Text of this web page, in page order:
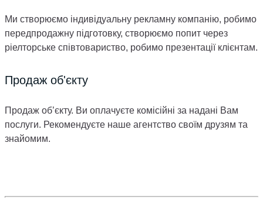
Ми створюємо індивідуальну рекламну компанію, робимо
передпродажну підготовку, створюємо попит через
ріелторське співтовариство, робимо презентації клієнтам.
Продаж об'єкту
Продаж об’єкту. Ви оплачуєте комісійні за надані Вам
послуги. Рекомендуєте наше агентство своїм друзям та
знайомим.